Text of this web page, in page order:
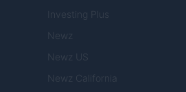
Investing Plus
Newz
Newz US
Newz California